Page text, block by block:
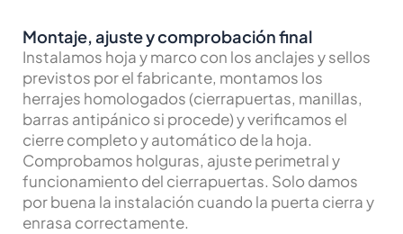
Montaje, ajuste y comprobación final
Instalamos hoja y marco con los anclajes y sellos
previstos por el fabricante, montamos los
herrajes homologados (cierrapuertas, manillas,
barras antipánico si procede) y verificamos el
cierre completo y automático de la hoja.
Comprobamos holguras, ajuste perimetral y
funcionamiento del cierrapuertas. Solo damos
por buena la instalación cuando la puerta cierra y
enrasa correctamente.